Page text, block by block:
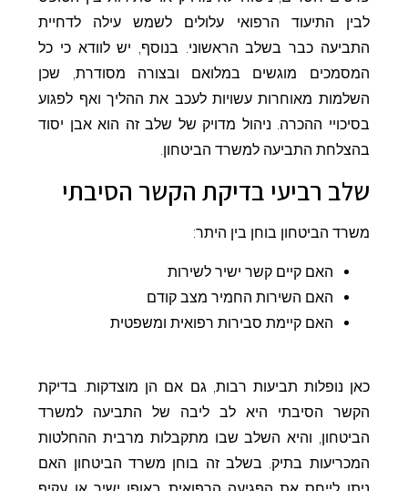
לבין התיעוד הרפואי עלולים לשמש עילה לדחיית
התביעה כבר בשלב הראשוני. בנוסף, יש לוודא כי כל
המסמכים מוגשים במלואם ובצורה מסודרת, שכן
השלמות מאוחרות עשויות לעכב את ההליך ואף לפגוע
בסיכויי ההכרה. ניהול מדויק של שלב זה הוא אבן יסוד
בהצלחת התביעה למשרד הביטחון.
שלב רביעי בדיקת הקשר הסיבתי
משרד הביטחון בוחן בין היתר:
האם קיים קשר ישיר לשירות
האם השירות החמיר מצב קודם
האם קיימת סבירות רפואית ומשפטית
כאן נופלות תביעות רבות, גם אם הן מוצדקות. בדיקת
הקשר הסיבתי היא לב ליבה של התביעה למשרד
הביטחון, והיא השלב שבו מתקבלות מרבית ההחלטות
המכריעות בתיק. בשלב זה בוחן משרד הביטחון האם